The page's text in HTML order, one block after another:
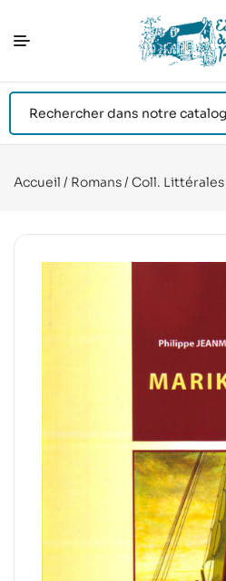
Accueil / Romans/ Coll. Littérales